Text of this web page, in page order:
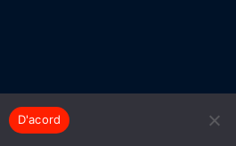
D'acord